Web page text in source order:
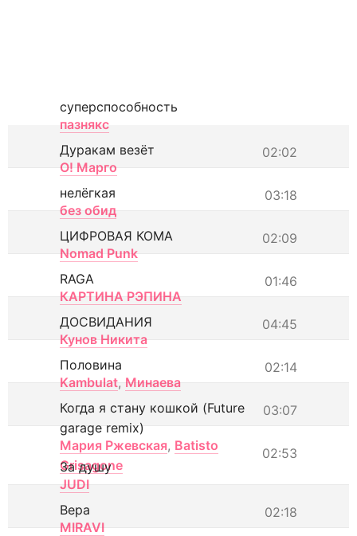
суперспособность
пазнякс
02:02
Дуракам везёт
О! Марго
03:18
нелёгкая
без обид
02:09
ЦИФРОВАЯ КОМА
Nomad Punk
01:46
RAGA
КАРТИНА РЭПИНА
04:45
ДОСВИДАНИЯ
Кунов Никита
02:14
Половина
Kambulat, Минаева
03:07
Когда я стану кошкой (Future
garage remix)
Мария Ржевская, Batisto
Grisagone
02:53
За душу
JUDI
02:18
Вера
MIRAVI